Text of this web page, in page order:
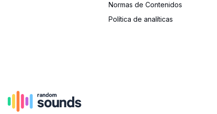
Normas de Contenidos
Política de analíticas